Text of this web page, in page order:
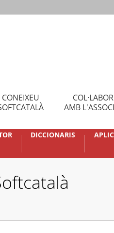
CONEIXEU
AMB
DICCIONARIS